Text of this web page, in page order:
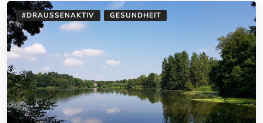
#DRAUSSENAKTIV GESUNDHEIT